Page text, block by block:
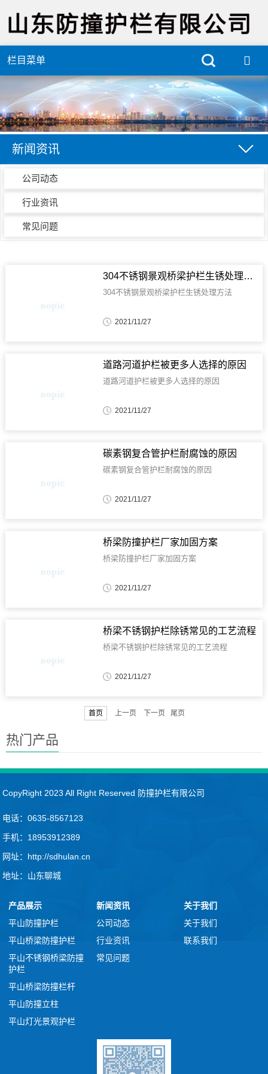
栏目菜单
新闻资讯
公司动态
行业资讯
常见问题
304不锈钢景观桥梁护栏生锈处理方法
304不锈钢景观桥梁护栏生锈处理方法
2021/11/27
道路河道护栏被更多人选择的原因
道路河道护栏被更多人选择的原因
2021/11/27
碳素钢复合管护栏耐腐蚀的原因
碳素钢复合管护栏耐腐蚀的原因
2021/11/27
桥梁防撞护栏厂家加固方案
桥梁防撞护栏厂家加固方案
2021/11/27
桥梁不锈钢护栏除锈常见的工艺流程
桥梁不锈钢护栏除锈常见的工艺流程
2021/11/27
首页 上一页 下一页 尾页
热门产品
CopyRight 2023 All Right Reserved 防撞护栏有限公司
电话：0635-8567123
手机：18953912389
网址：http://sdhulan.cn
地址：山东聊城
产品展示
平山防撞护栏
平山桥梁防撞护栏
平山不锈钢桥梁防撞
护栏
平山桥梁防撞栏杆
平山防撞立柱
平山灯光景观护栏
新闻资讯
公司动态
行业资讯
常见问题
关于我们
关于我们
联系我们